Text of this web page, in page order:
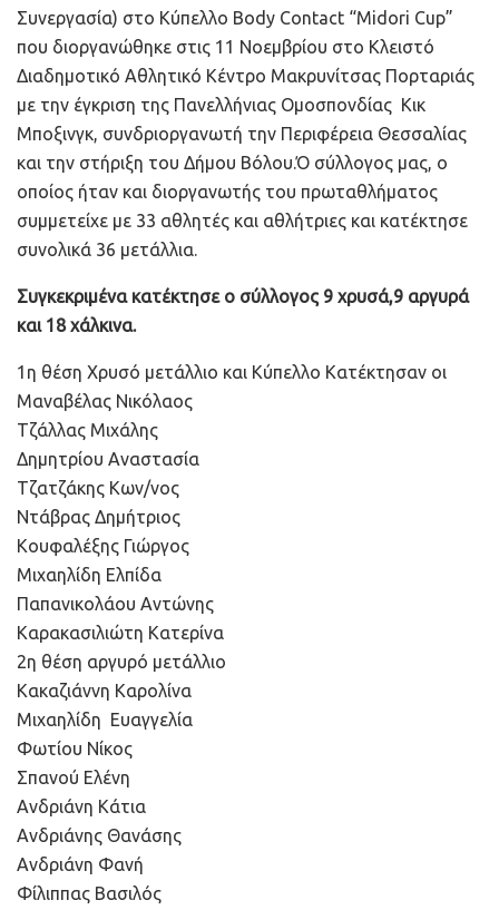
Συνεργασία) στο Κύπελλο Body Contact “Μidori Cup”
που διοργανώθηκε στις 11 Νοεμβρίου στο Κλειστό
Διαδημοτικό Αθλητικό Κέντρο Μακρυνίτσας Πορταριάς
με την έγκριση της Πανελλήνιας Ομοσπονδίας Κικ
Μποξινγκ, συνδριοργανωτή την Περιφέρεια Θεσσαλίας
και την στήριξη του Δήμου Βόλου.Ό σύλλογος μας, ο
οποίος ήταν και διοργανωτής του πρωταθλήματος
συμμετείχε με 33 αθλητές και αθλήτριες και κατέκτησε
συνολικά 36 μετάλλια.
Συγκεκριμένα κατέκτησε ο σύλλογος 9 χρυσά,9 αργυρά
και 18 χάλκινα.
1η θέση Χρυσό μετάλλιο και Κύπελλο Κατέκτησαν οι
Μαναβέλας Νικόλαος
Τζάλλας Μιχάλης
Δημητρίου Αναστασία
Τζατζάκης Κων/νος
Ντάβρας Δημήτριος
Κουφαλέξης Γιώργος
Μιχαηλίδη Ελπίδα
Παπανικολάου Αντώνης
Καρακασιλιώτη Κατερίνα
2η θέση αργυρό μετάλλιο
Κακαζιάννη Καρολίνα
Μιχαηλίδη Ευαγγελία
Φωτίου Νίκος
Σπανού Ελένη
Ανδριάνη Κάτια
Ανδριάνης Θανάσης
Ανδριάνη Φανή
Φίλιππας Βασιλός